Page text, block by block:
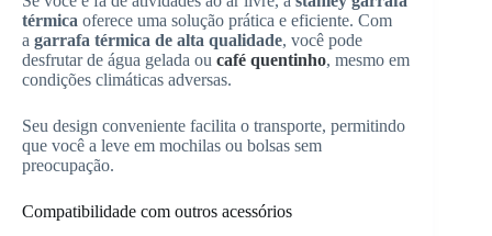
térmica oferece uma solução prática e eficiente. Com
a garrafa térmica de alta qualidade, você pode
desfrutar de água gelada ou café quentinho, mesmo em
condições climáticas adversas.
Seu design conveniente facilita o transporte, permitindo
que você a leve em mochilas ou bolsas sem
preocupação.
Compatibilidade com outros acessórios